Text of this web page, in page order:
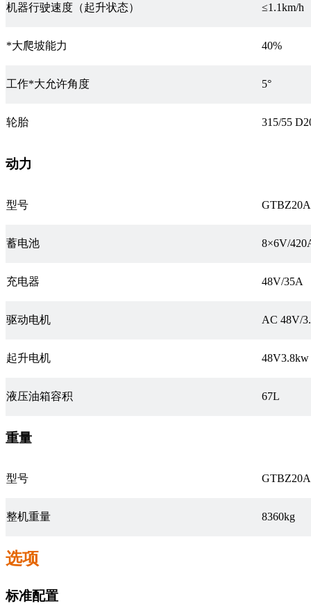
机器行驶速度（起升状态） ≤1.1km/h
*大爬坡能力 40%
工作*大允许角度 5°
轮胎 315/55
动力
型号
蓄电池 8×6V/
充电器 48V/35A
驱动电机 AC 48V/
起升电机 48V3.8kw
液压油箱容积 67L
重量
型号
整机重量 8360kg
选项
标准配置